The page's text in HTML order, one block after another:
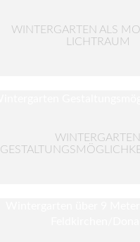
WINTERGARTEN ALS
LICHTRAUM
WINTERGARTEN